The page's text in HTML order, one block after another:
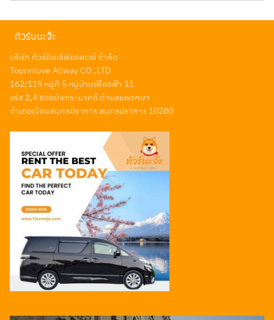
ทัวร์นนะจ๊ะ
บริษัท ทัวร์อินเลิฟออลเวย์ จำกัด
Tourinlove Allway CO.,LTD
162/119 หมู่ที่ 5 หมู่บ้านเฟื่องฟ้า 11
เฟส 2,4 ซอยมังกร-นาคดี ตำบลแพรกษา
อำเภอเมืองสมุทรปราการ สมุทรปราการ 10280